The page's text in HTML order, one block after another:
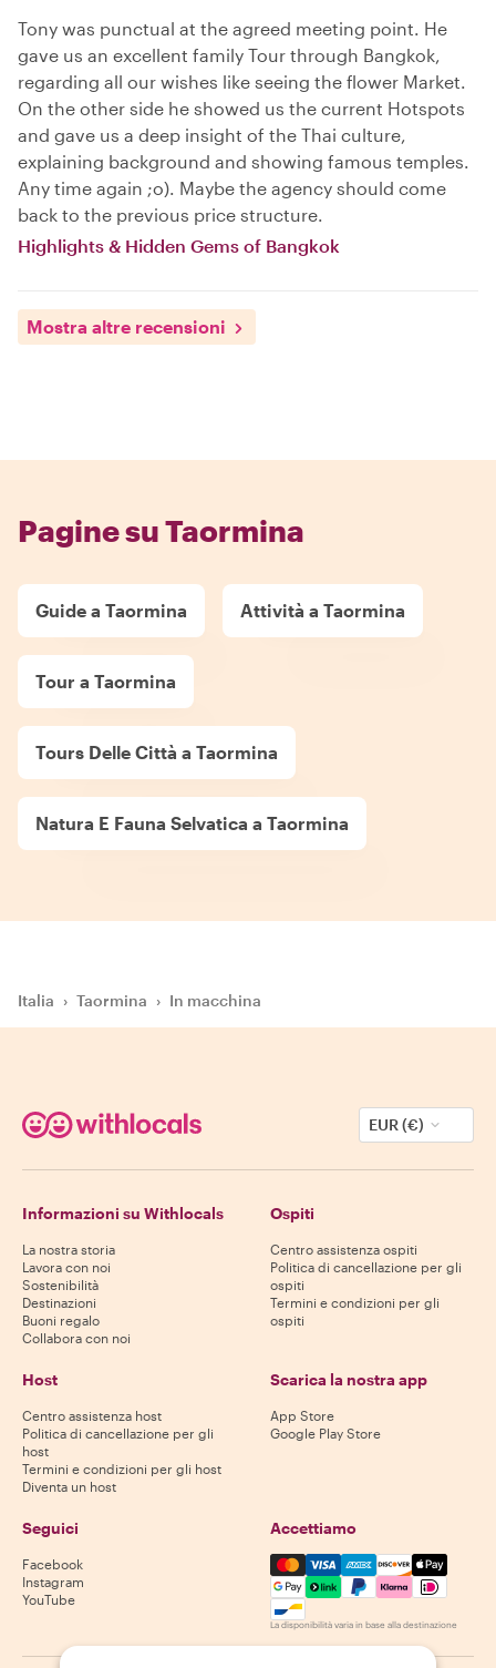
Tony was punctual at the agreed meeting point. He
gave us an excellent family Tour through Bangkok,
regarding all our wishes like seeing the flower Market.
On the other side he showed us the current Hotspots
and gave us a deep insight of the Thai culture,
explaining background and showing famous temples.
Any time again ;o). Maybe the agency should come
back to the previous price structure.
Highlights & Hidden Gems of Bangkok
Mostra altre recensioni
Pagine su Taormina
Guide a Taormina Attività a Taormina
Tour a Taormina
Tours Delle Città a Taormina
Natura E Fauna Selvatica a Taormina
Italia › Taormina › In macchina
EUR (€)
Informazioni su Withlocals
La nostra storia
Lavora con noi
Sostenibilità
Destinazioni
Buoni regalo
Collabora con noi
Ospiti
Centro assistenza ospiti
Politica di cancellazione per gli
ospiti
Termini e condizioni per gli
ospiti
Host
Centro assistenza host
Politica di cancellazione per gli
host
Termini e condizioni per gli host
Diventa un host
Scarica la nostra app
App Store
Google Play Store
Seguici
Facebook
Instagram
YouTube
Accettiamo
Mastercard, Visa, Amex,
La disponibilità varia in base alla destinazione